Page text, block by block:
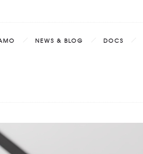
NEWS & BLOG DOCS